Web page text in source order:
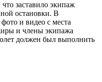
что заставило экипаж
остановки. В
и видео с места
и члены экипажа
должен был выполнить